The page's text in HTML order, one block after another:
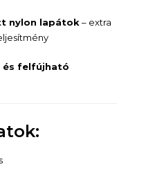
nylon lapátok – extra
és felfújható